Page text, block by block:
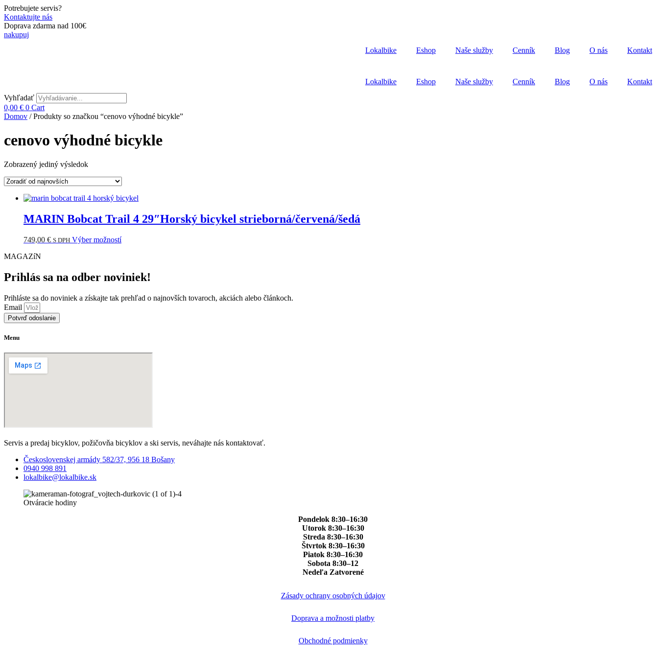
Preskočiť
na
obsah
Potrebujete servis?
Kontaktujte nás
Doprava zdarma nad 100€
nakupuj
Lokalbike
Eshop Naše služby Cenník Blog O nás Kontakt
Lokalbike Eshop Naše služby Cenník Blog O nás
Kontakt
Vyhľadať
0,00 € 0 Cart
Domov / Produkty so značkou “cenovo výhodné bicykle”
cenovo výhodné bicykle
Zobrazený jediný výsledok
MARIN Bobcat Trail 4 29″Horský bicykel strieborná/červená/šedá
749,00 € S DPH Výber možnostíTento
variantov.
Možnosti
môžete
MAGAZíN
Prihlás sa na odber noviniek!
Prihláste sa do noviniek a získajte tak prehľad o najnovších tovaroch, akciách alebo článkoch.
Email
Potvrď odoslanie
Menu
Servis a predaj bicyklov, požičovňa bicyklov a ski servis, neváhajte nás kontaktovať.
Československej armády 582/37, 956 18 Bošany
0940 998 891
lokalbike@lokalbike.sk
Otváracie hodiny
Pondelok 8:30–16:30
Utorok 8:30–16:30
Streda 8:30–16:30
Štvrtok 8:30–16:30
Piatok 8:30–16:30
Sobota 8:30–12
Nedeľa Zatvorené
Zásady ochrany osobných údajov
Doprava a možnosti platby
Obchodné podmienky